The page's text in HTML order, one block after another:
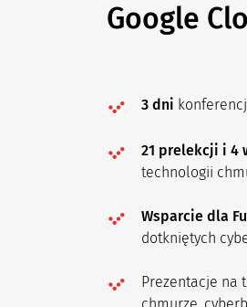
Google
3 dni
21 prelekcji i 4
technologii
Wsparcie dla
dotkniętych
Prezentacje na